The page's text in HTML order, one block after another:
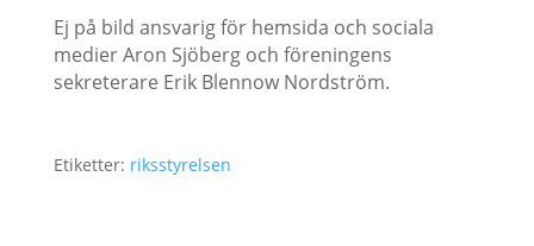
Ej på bild ansvarig för hemsida och sociala
medier Aron Sjöberg och föreningens
sekreterare Erik Blennow Nordström.
Etiketter: riksstyrelsen